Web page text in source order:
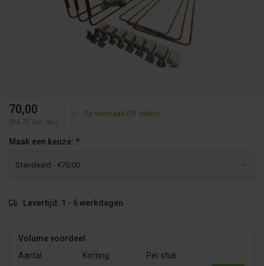
70,00
(84,70 Incl. btw )
Op voorraad (31 stuks)
Maak een keuze: *
Levertijd: 1 - 6 werkdagen
Volume voordeel
Aantal
Korting
Per stuk